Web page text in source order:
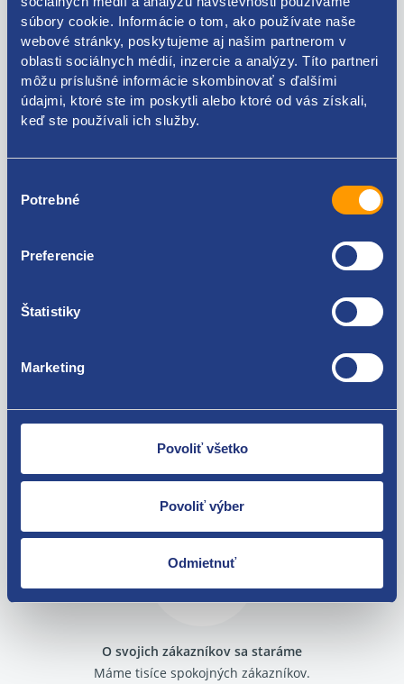
súbory cookie. Informácie o tom, ako používate naše
webové stránky, poskytujeme aj našim partnerom v
oblasti sociálnych médií, inzercie a analýzy. Títo partneri
môžu príslušné informácie skombinovať s ďalšími
údajmi, ktoré ste im poskytli alebo ktoré od vás získali,
keď ste používali ich služby.
súhlasu
Potrebné
Preferencie
Štatistiky
Marketing
Povoliť všetko
Povoliť výber
Odmietnuť
Kódy produktov
Alfa Romeo 159
Fiat Bravo 2007-
Fiat Ducato 2002 - 2006
Fiat Ducato 1994 - 2002
Fiat Fiorino / Qubo 2008-
Fiat Multipla
Fiat Punto 1999 - 2010
Fiat Stilo
Lancia Delta 2008 - 2014
Lancia Ypsilon 2011 -
Citroen Jumper 2006-
Citroen Jumper 2002 - 2006
Tovar môžete vrátiť do 60 dní od
zakúpenia. Alebo vám pošleme náhradu.
O svojich zákazníkov sa staráme
Máme tisíce spokojných zákazníkov.